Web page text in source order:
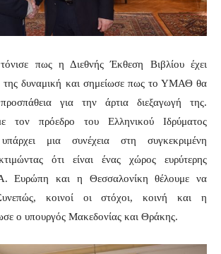
πως η Διεθνής Έκθεση Βιβλίου έχει
της δυναμική και σημείωσε πως το ΥΜΑΘ θα
για την άρτια διεξαγωγή της.
τον πρόεδρο του Ελληνικού Ιδρύματος
μια συνέχεια στη συγκεκριμένη
ότι είναι ένας χώρος ευρύτερης
Ευρώπη και η Θεσσαλονίκη θέλουμε να
κοινοί οι στόχοι, κοινή και η
ο υπουργός Μακεδονίας και Θράκης.